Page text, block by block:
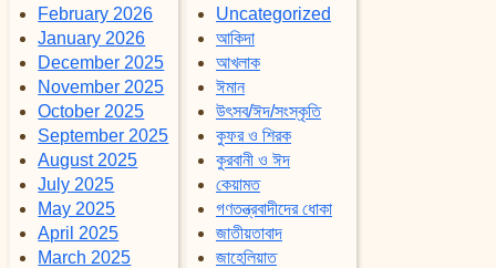
February 2026
January 2026
December 2025
November 2025
October 2025
September 2025
August 2025
July 2025
May 2025
April 2025
March 2025
Uncategorized
আকিদা
আখলাক
ঈমান
উৎসব/ঈদ/সংস্কৃতি
কুফর ও শিরক
কুরবানী ও ঈদ
কেয়ামত
গণতন্ত্রবাদীদের ধোকা
জাতীয়তাবাদ
জাহেলিয়াত